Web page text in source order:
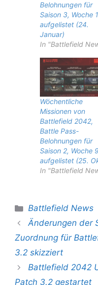
Belohnungen für
Saison 3, Woche
aufgelistet (24.
Januar)
In "Battlefield
Wöchentliche
Missionen von
Battlefield 2042,
Battle Pass-
Belohnungen für
Saison 2, Woche
aufgelistet (25.
In "Battlefield
Kategorien
Battlefield News
Änderungen der
Zuordnung für
3.2 skizziert
Battlefield 2042
Patch 3.2 gestartet